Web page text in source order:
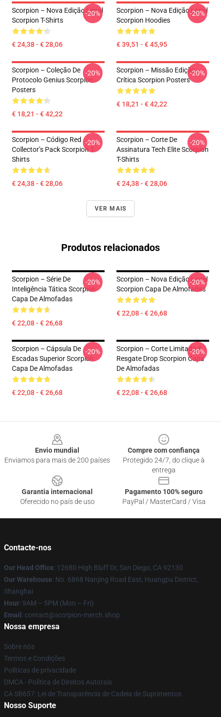
Scorpion – Nova Edição Legal
Scorpion T-Shirts
€ 24,38 - € 28,06
-20%
Scorpion – Nova Edição Legal
Scorpion Hoodies
€ 39,51 - € 45,95
-20%
Scorpion – Coleção De
Protocolo Genius Scorpion
Posters
€ 18,21 - € 42,22
-20%
Scorpion – Missão Edição
Crítica Scorpion Posters
€ 18,21 - € 42,22
-20%
Scorpion – Código Red
Collector’s Pack Scorpion T-
Shirts
€ 24,38 - € 28,06
-20%
Scorpion – Corte De
Assinatura Tech Elite Scorpion
T-Shirts
€ 24,38 - € 28,06
-20%
VER MAIS
Produtos relacionados
Scorpion – Série De
Inteligência Tática Scorpion
Capa De Almofadas
€ 22,08 - € 26,68
-20%
Scorpion – Nova Edição Legal
Scorpion Capa De Almofadas
€ 22,08 - € 26,68
-20%
Scorpion – Cápsula De
Escadas Superior Scorpion
Capa De Almofadas
€ 22,08 - € 26,68
-20%
Scorpion – Corte Limitado &
Resgate Drop Scorpion Capa
De Almofadas
€ 22,08 - € 26,68
-20%
Envio mundial
Enviamos para mais de 200 países
Compre com confiança
Protegido 24/7, do clique à
entrega
Garantia internacional
Oferecido no país de uso
Pagamento 100% seguro
PayPal / MasterCard / Visa
Contacte-nos
Our Head Office: 12680 High Bluff Dr, San Diego, CA 92130
Our Warehouse: No. 6868 Nanjing Road East, Huangpu District,
Shanghai
Hour: 9AM – 5PM (Mon – Fri)
Email : contact@scorpion-merch.shop
Nossa empresa
Sobre nós
Termos e Condições
Políticas de privacidade
DMCA - Política de Direitos Autorais
CA SB657: Lei de Transparência de Cadeia de Suprimentos
Nosso Suporte